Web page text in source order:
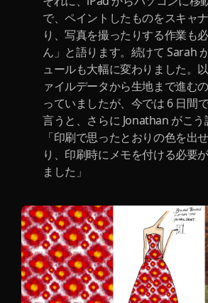
で、ペイントしたものをスキャ
り、写真を撮ったりする作業も
ん」と語ります。続けて Sarah
ュールも大幅に変わりました。
ァイルデータから生地まで進む
っていましたが、今では 6 日間
言うと、さらに Jonathan がこう
「印刷で思ったとおりの色を出
り、印刷時にメモを付ける必要
ました」